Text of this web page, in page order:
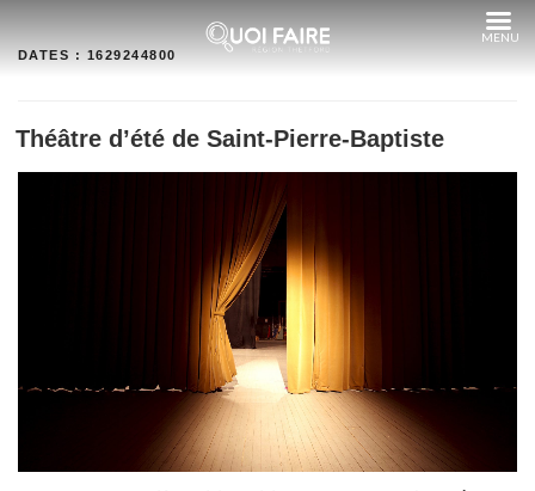
contenu
DATES : 1629244800
Théâtre d’été de Saint-Pierre-Baptiste